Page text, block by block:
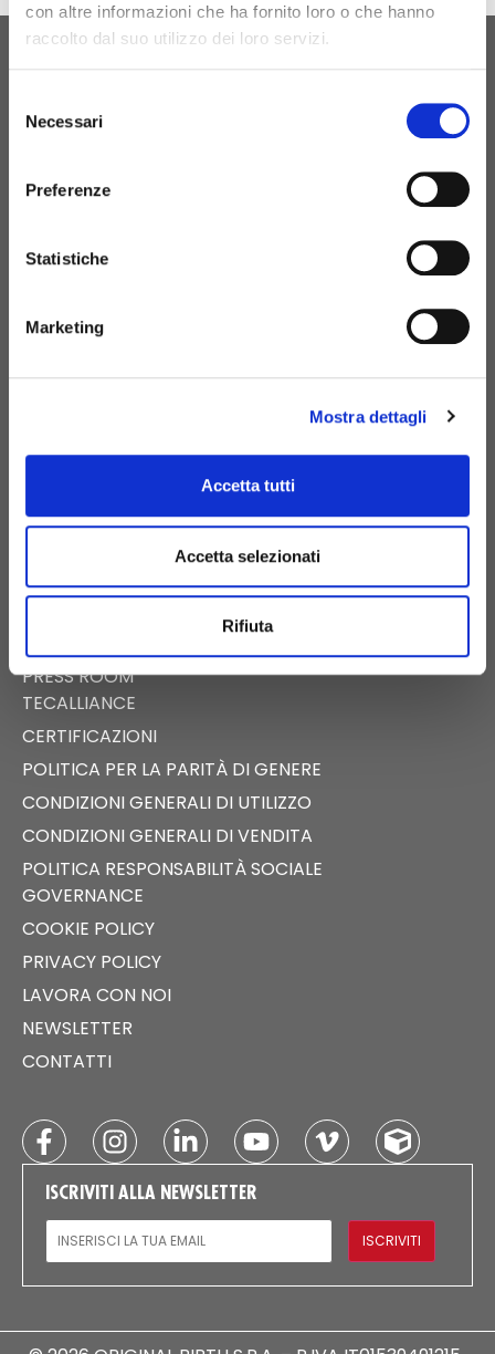
con altre informazioni che ha fornito loro o che hanno
raccolto dal suo utilizzo dei loro servizi.
delNecessari
Preferenze
Statistiche
Marketing
Mostra dettagli
Accetta tutti
Accetta selezionati
Rifiuta
CONTATTACI
+39 081 506 2506
S.S. APPIA KM 192,500 – 81052
PIGNATARO MAGGIORE (CE)
E-COMMERCE
CATALOGO DIGITALE
PRESS ROOM
TECALLIANCE
CERTIFICAZIONI
POLITICA PER LA PARITÀ DI GENERE
CONDIZIONI GENERALI DI UTILIZZO
CONDIZIONI GENERALI DI VENDITA
POLITICA RESPONSABILITÀ SOCIALE
GOVERNANCE
COOKIE POLICY
PRIVACY POLICY
LAVORA CON NOI
NEWSLETTER
CONTATTI
ISCRIVITI ALLA NEWSLETTER
EMAIL
ISCRIVITI